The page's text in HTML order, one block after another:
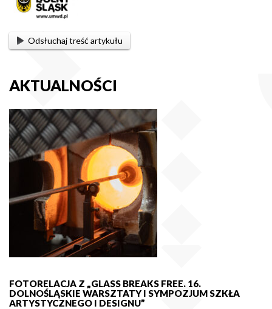
Odsłuchaj treść artykułu
AKTUALNOŚCI
FOTORELACJA Z „GLASS BREAKS FREE. 16.
DOLNOŚLĄSKIE WARSZTATY I SYMPOZJUM SZKŁA
ARTYSTYCZNEGO I DESIGNU”